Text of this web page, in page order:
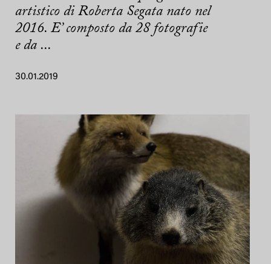
artistico di Roberta Segata nato nel
2016. E’ composto da 28 fotografie
e da ...
30.01.2019